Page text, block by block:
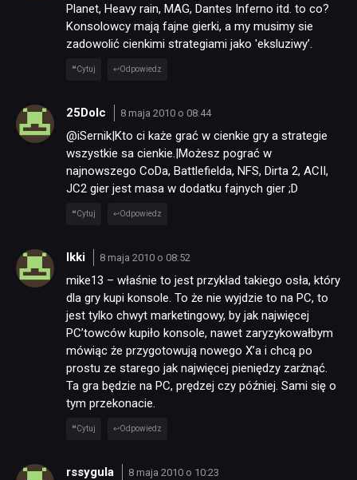
Planet, Heavy rain, MAG, Dantes Inferno itd. to co?
Konsolowcy mają fajne gierki, a my musimy sie
zadowolić cienkimi strategiami jako 'eksluziwy’.
Cytuj Odpowiedz
25Dolc 8 maja 2010 o 08:44
@iSernik|Kto ci każe grać w cienkie gry a strategie
wszystkie sa cienkie.|Możesz pograć w
najnowszego CoDa, Battlefielda, NFS, Dirta 2, ACII,
JC2 gier jest masa w dodatku fajnych gier ;D
Cytuj Odpowiedz
Ikki 8 maja 2010 o 08:52
mike13 – właśnie to jest przykład takiego osła, który
dla gry kupi konsole. To że nie wyjdzie to na PC, to
jest tylko chwyt marketingowy, by jak najwięcej
PC’towców kupiło konsole, nawet zaryzykowałbym
mówiąc że przygotowują nowego X’a i chcą po
prostu ze starego jak najwięcej pieniędzy zarżnąć.
Ta gra będzie na PC, prędzej czy później. Sami się o
tym przekonacie.
Cytuj Odpowiedz
rssygula 8 maja 2010 o 10:23